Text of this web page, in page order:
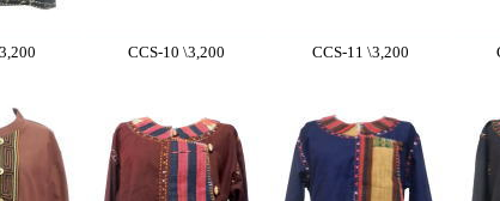
CCS-10 \3,200 CCS-11 \3,200